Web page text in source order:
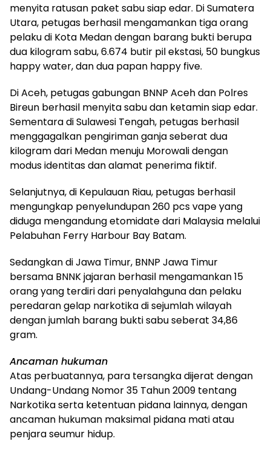
menyita ratusan paket sabu siap edar. Di Sumatera
Utara, petugas berhasil mengamankan tiga orang
pelaku di Kota Medan dengan barang bukti berupa
dua kilogram sabu, 6.674 butir pil ekstasi, 50 bungkus
happy water, dan dua papan happy five.
Di Aceh, petugas gabungan BNNP Aceh dan Polres
Bireun berhasil menyita sabu dan ketamin siap edar.
Sementara di Sulawesi Tengah, petugas berhasil
menggagalkan pengiriman ganja seberat dua
kilogram dari Medan menuju Morowali dengan
modus identitas dan alamat penerima fiktif.
Selanjutnya, di Kepulauan Riau, petugas berhasil
mengungkap penyelundupan 260 pcs vape yang
diduga mengandung etomidate dari Malaysia melalui
Pelabuhan Ferry Harbour Bay Batam.
Sedangkan di Jawa Timur, BNNP Jawa Timur
bersama BNNK jajaran berhasil mengamankan 15
orang yang terdiri dari penyalahguna dan pelaku
peredaran gelap narkotika di sejumlah wilayah
dengan jumlah barang bukti sabu seberat 34,86
gram.
Ancaman hukuman
Atas perbuatannya, para tersangka dijerat dengan
Undang-Undang Nomor 35 Tahun 2009 tentang
Narkotika serta ketentuan pidana lainnya, dengan
ancaman hukuman maksimal pidana mati atau
penjara seumur hidup.